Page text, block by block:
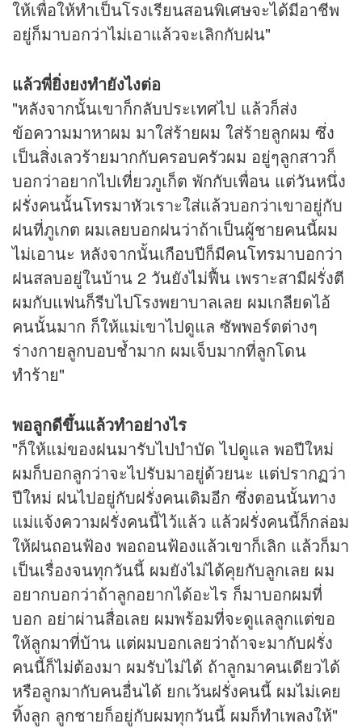
ให้เพื่อให้ทำเป็นโรงเรียนสอนพิเศษจะได้มีอาชีพ
อยู่ก็มาบอกว่าไม่เอาแล้วจะเลิกกับฝน"
แล้วพี่ยิ่งยงทำยังไงต่อ
"หลังจากนั้นเขาก็กลับประเทศไป แล้วก็ส่ง
ข้อความมาหาผม มาใส่ร้ายผม ใส่ร้ายลูกผม ซึ่ง
เป็นสิ่งเลวร้ายมากกับครอบครัวผม อยู่ๆลูกสาวก็
บอกว่าอยากไปเที่ยวภูเก็ต พักกับเพื่อน แต่วันหนึ่ง
ฝรั่งคนนั้นโทรมาหัวเราะใส่แล้วบอกว่าเขาอยู่กับ
ฝนที่ภูเกต ผมเลยบอกฝนว่าถ้าเป็นผู้ชายคนนี้ผม
ไม่เอานะ หลังจากนั้นเกือบปีก็มีคนโทรมาบอกว่า
ฝนสลบอยู่ในบ้าน 2 วันยังไม่ฟื้น เพราะสามีฝรั่งตี
ผมกับแฟนก็รีบไปโรงพยาบาลเลย ผมเกลียดไอ้
คนนั้นมาก ก็ให้แม่เขาไปดูแล ซัพพอร์ตต่างๆ
ร่างกายลูกบอบช้ำมาก ผมเจ็บมากที่ลูกโดน
ทำร้าย"
พอลูกดีขึ้นแล้วทำอย่างไร
"ก็ให้แม่ของฝนมารับไปบำบัด ไปดูแล พอปีใหม่
ผมก็บอกลูกว่าจะไปรับมาอยู่ด้วยนะ แต่ปรากฏว่า
ปีใหม่ ฝนไปอยู่กับฝรั่งคนเดิมอีก ซึ่งตอนนั้นทาง
แม่แจ้งความฝรั่งคนนี้ไว้แล้ว แล้วฝรั่งคนนี้ก็กล่อม
ให้ฝนถอนฟ้อง พอถอนฟ้องแล้วเขาก็เลิก แล้วก็มา
เป็นเรื่องจนทุกวันนี้ ผมยังไม่ได้คุยกับลูกเลย ผม
อยากบอกว่าถ้าลูกอยากได้อะไร ก็มาบอกผมที่
บอก อย่าผ่านสื่อเลย ผมพร้อมที่จะดูแลลูกแต่ขอ
ให้ลูกมาที่บ้าน แต่ผมบอกเลยว่าถ้าจะมากับฝรั่ง
คนนี้ก็ไม่ต้องมา ผมรับไม่ได้ ถ้าลูกมาคนเดียวได้
หรือลูกมากับคนอื่นได้ ยกเว้นฝรั่งคนนี้ ผมไม่เคย
ทิ้งลูก ลูกชายก็อยู่กับผมทุกวันนี้ ผมก็ทำเพลงให้"